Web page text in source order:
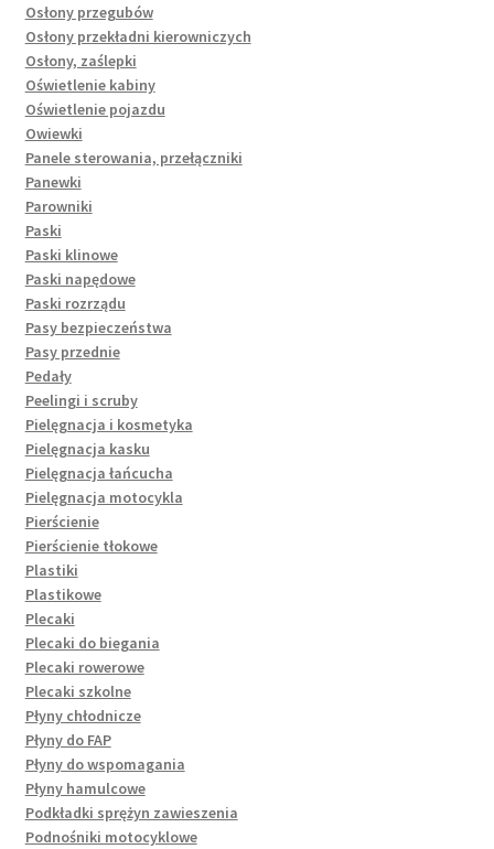
Osłony przegubów
Osłony przekładni kierowniczych
Osłony, zaślepki
Oświetlenie kabiny
Oświetlenie pojazdu
Owiewki
Panele sterowania, przełączniki
Panewki
Parowniki
Paski
Paski klinowe
Paski napędowe
Paski rozrządu
Pasy bezpieczeństwa
Pasy przednie
Pedały
Peelingi i scruby
Pielęgnacja i kosmetyka
Pielęgnacja kasku
Pielęgnacja łańcucha
Pielęgnacja motocykla
Pierścienie
Pierścienie tłokowe
Plastiki
Plastikowe
Plecaki
Plecaki do biegania
Plecaki rowerowe
Plecaki szkolne
Płyny chłodnicze
Płyny do FAP
Płyny do wspomagania
Płyny hamulcowe
Podkładki sprężyn zawieszenia
Podnośniki motocyklowe